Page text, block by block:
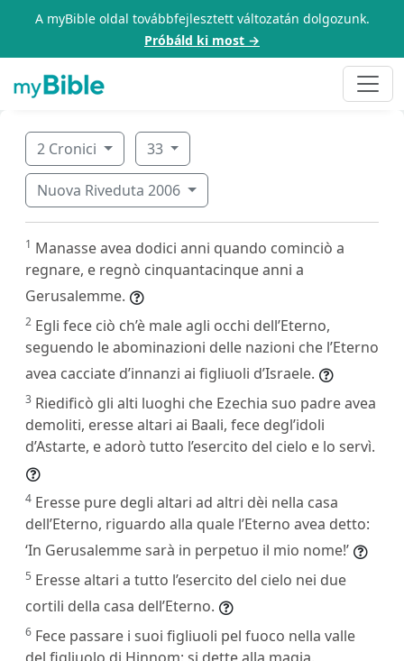
A myBible oldal továbbfejlesztett változatán dolgozunk.
Próbáld ki most →
2 Cronici 33
Nuova Riveduta 2006
1 Manasse avea dodici anni quando cominciò a
regnare, e regnò cinquantacinque anni a
Gerusalemme.
2 Egli fece ciò ch’è male agli occhi dell’Eterno,
seguendo le abominazioni delle nazioni che l’Eterno
avea cacciate d’innanzi ai figliuoli d’Israele.
3 Riedificò gli alti luoghi che Ezechia suo padre avea
demoliti, eresse altari ai Baali, fece degl’idoli
d’Astarte, e adorò tutto l’esercito del cielo e lo servì.
4 Eresse pure degli altari ad altri dèi nella casa
dell’Eterno, riguardo alla quale l’Eterno avea detto:
‘In Gerusalemme sarà in perpetuo il mio nome!’
5 Eresse altari a tutto l’esercito del cielo nei due
cortili della casa dell’Eterno.
6 Fece passare i suoi figliuoli pel fuoco nella valle